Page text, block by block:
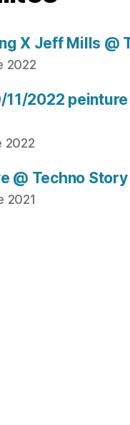
X Jeff Mills @
2022
11/2022
2022
@ Techno
2021